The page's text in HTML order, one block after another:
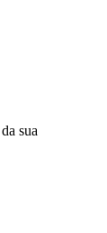
sua